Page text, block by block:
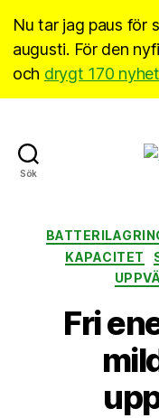
Nu tar jag paus för
augusti. För den
och drygt 170
Sök
KAPACITET
Fri